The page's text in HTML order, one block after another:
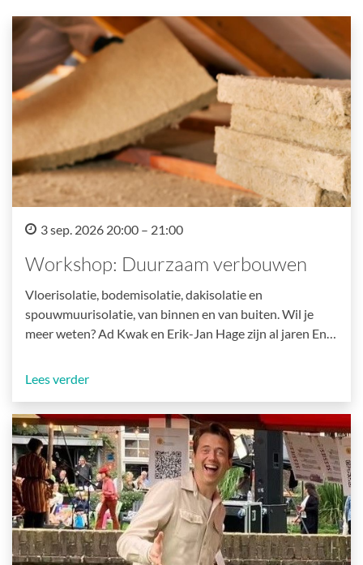
3 sep. 2026 20:00 – 21:00
Workshop: Duurzaam verbouwen
Vloerisolatie, bodemisolatie, dakisolatie en
spouwmuurisolatie, van binnen en van buiten. Wil je
meer weten? Ad Kwak en Erik-Jan Hage zijn al jaren En…
Lees verder